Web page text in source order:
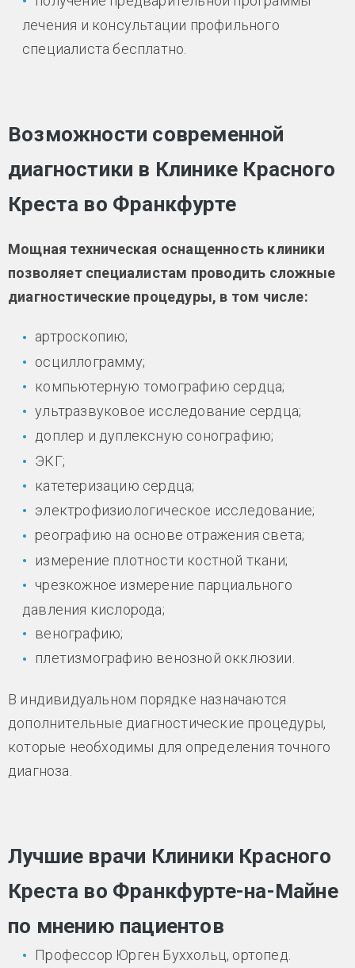
лечения и консультации профильного
специалиста бесплатно.
Возможности современной
диагностики в Клинике Красного
Креста во Франкфурте
Мощная техническая оснащенность клиники
позволяет специалистам проводить сложные
диагностические процедуры, в том числе:
артроскопию;
осциллограмму;
компьютерную томографию сердца;
ультразвуковое исследование сердца;
доплер и дуплексную сонографию;
ЭКГ;
катетеризацию сердца;
электрофизиологическое исследование;
реографию на основе отражения света;
измерение плотности костной ткани;
чрезкожное измерение парциального
давления кислорода;
венографию;
плетизмографию венозной окклюзии.
В индивидуальном порядке назначаются
дополнительные диагностические процедуры,
которые необходимы для определения точного
диагноза.
Лучшие врачи Клиники Красного
Креста во Франкфурте-на-Майне
по мнению пациентов
Профессор Юрген Буххольц, ортопед.